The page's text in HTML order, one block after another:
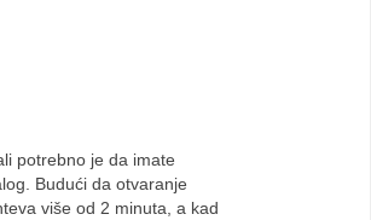
potrebno je da imate
Budući da otvaranje
više od 2 minuta, a kad